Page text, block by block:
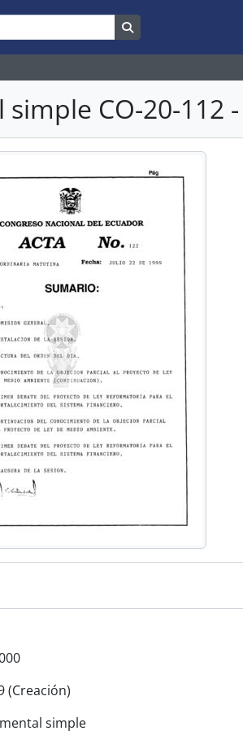
CO-20-112
(Creación)
simple